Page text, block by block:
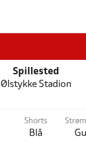
Spillested
Ølstykke Stadion
Shorts
Blå Gul